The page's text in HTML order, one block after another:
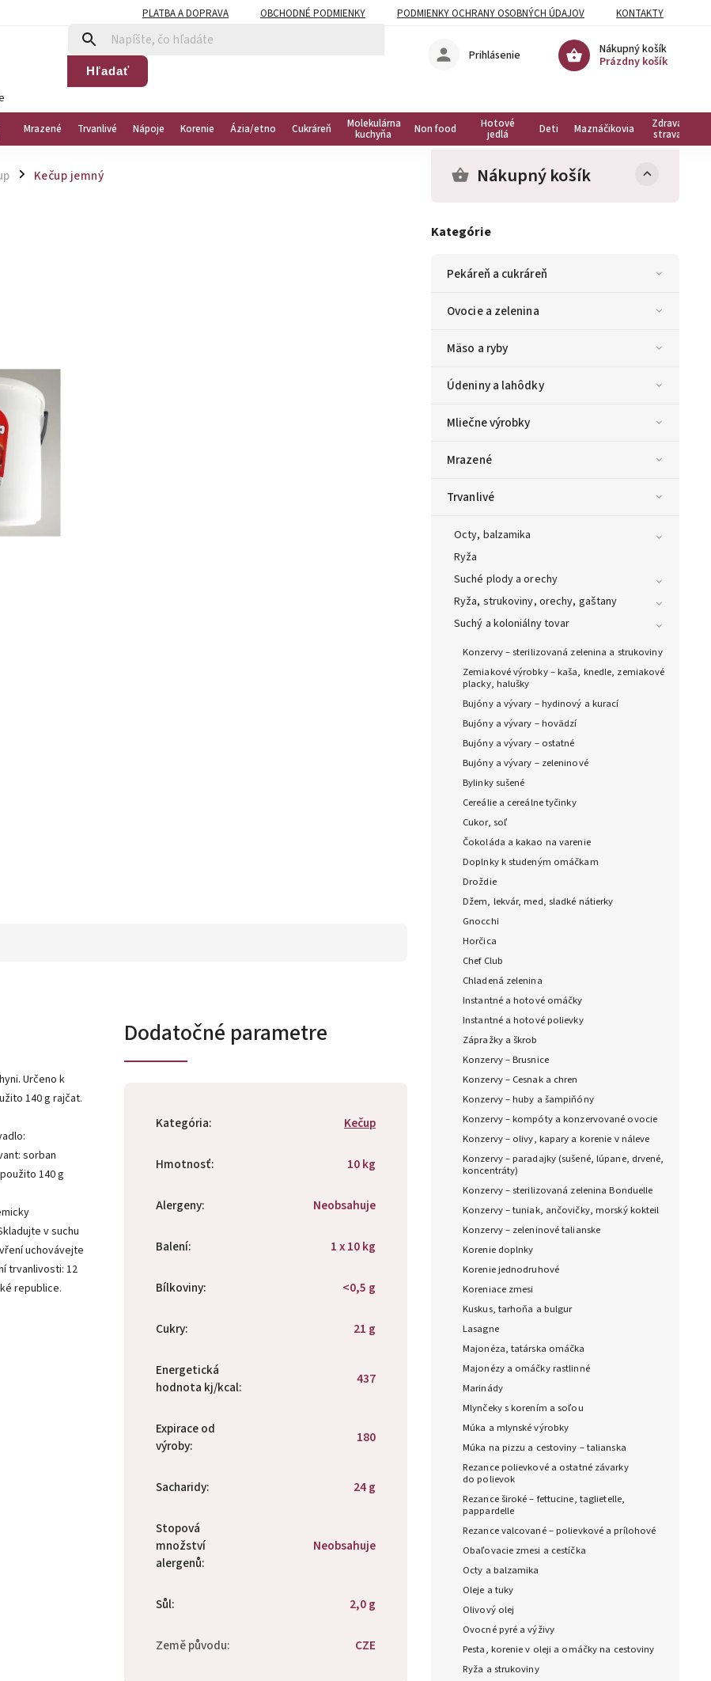
PLATBA A DOPRAVA OBCHODNÉ PODMIENKY PODMIENKY OCHRANY OSOBNÝCH ÚDAJOV KONTAKTY
Hľadať
Nákupný košík
Prázdny košík
Prihlásenie
Mrazené Trvanlivé Nápoje Korenie Ázia/etno Cukráreň Molekulárna
kuchyňa Non food Hotové
jedlá Deti Maznáčikovia Zdravá
strava
/ Kečup jemný Nákupný košík
Kategórie
Pekáreň a cukráreň
Ovocie a zelenina
Mäso a ryby
Údeniny a lahôdky
Mliečne výrobky
Mrazené
Trvanlivé
Octy, balzamika
Ryža
Suché plody a orechy
Ryža, strukoviny, orechy, gaštany
Suchý a koloniálny tovar
Konzervy – sterilizovaná zelenina a strukoviny
Zemiakové výrobky – kaša, knedle, zemiakové
placky, halušky
Bujóny a vývary – hydinový a kurací
Bujóny a vývary – hovädzí
Bujóny a vývary – ostatné
Bujóny a vývary – zeleninové
Bylinky sušené
Cereálie a cereálne tyčinky
Cukor, soľ
Čokoláda a kakao na varenie
Doplnky k studeným omáčkam
Droždie
Džem, lekvár, med, sladké nátierky
Gnocchi
Horčica
Chef Club
Chladená zelenina
Instantné a hotové omáčky
Instantné a hotové polievky
Zápražky a škrob
Konzervy – Brusnice
Konzervy – Cesnak a chren
Konzervy – huby a šampiňóny
Konzervy – kompóty a konzervované ovocie
Konzervy – olivy, kapary a korenie v náleve
Konzervy – paradajky (sušené, lúpane, drvené,
koncentráty)
Konzervy – sterilizovaná zelenina Bonduelle
Konzervy – tuniak, ančovičky, morský kokteil
Konzervy – zeleninové talianske
Korenie doplnky
Korenie jednodruhové
Koreniace zmesi
Kuskus, tarhoňa a bulgur
Lasagne
Majonéza, tatárska omáčka
Majonézy a omáčky rastlinné
Marinády
Mlynčeky s korením a soľou
Múka a mlynské výrobky
Múka na pizzu a cestoviny – talianska
Rezance polievkové a ostatné závarky
do polievok
Rezance široké – fettucine, taglietelle,
pappardelle
Rezance valcované – polievkové a prílohové
Obaľovacie zmesi a cestíčka
Octy a balzamika
Oleje a tuky
Olivový olej
Ovocné pyré a výživy
Pesta, korenie v oleji a omáčky na cestoviny
Ryža a strukoviny
Určeno k
140 g rajčat.
sorban
140 g
v suchu
uchovávejte
trvanlivosti: 12
republice.
Dodatočné parametre
Kategória: Kečup
Hmotnosť: 10 kg
Alergeny: Neobsahuje
Balení: 1 x 10 kg
Bílkoviny: <0,5 g
Cukry: 21 g
Energetická
hodnota kj/kcal: 437
Expirace od
výroby: 180
Sacharidy: 24 g
Stopová
množství
alergenů:
Neobsahuje
Sůl: 2,0 g
Země původu: CZE